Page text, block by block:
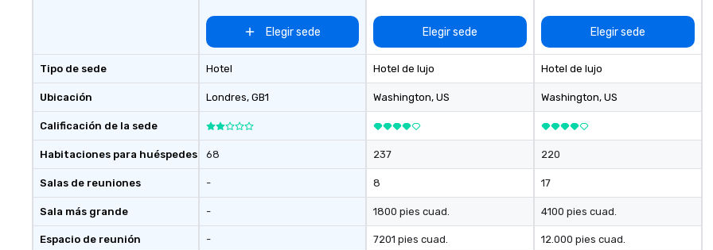
Tipo de sede
Ubicación
Calificación de la sede
Habitaciones para huéspedes
Salas de reuniones
Sala más grande
Espacio de reunión
Elegir sede
Hotel
Londres, GB1
68
-
-
-
Elegir sede
Hotel de lujo
Washington, US
237
8
1800 pies cuad.
7201 pies cuad.
Elegir sede
Hotel de lujo
Washington, US
220
17
4100 pies cuad.
12.000 pies cuad.